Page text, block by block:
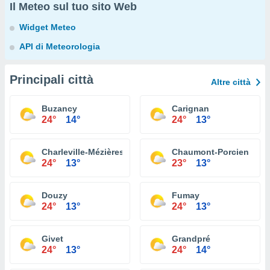
Il Meteo sul tuo sito Web
Widget Meteo
API di Meteorologia
Principali città Altre città
Buzancy
24° 14°
Carignan
24° 13°
Charleville-Mézières
24° 13°
Chaumont-Porcien
23° 13°
Douzy
24° 13°
Fumay
24° 13°
Givet
24° 13°
Grandpré
24° 14°